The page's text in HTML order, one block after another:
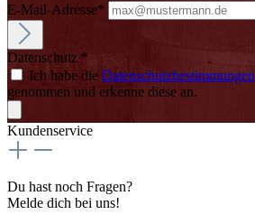
E-Mail-Adresse*
Datenschutz *
Ich habe die Datenschutzbestimmungen
genommen und erkenne diese an.
Kundenservice
Du hast noch Fragen?
Melde dich bei uns!